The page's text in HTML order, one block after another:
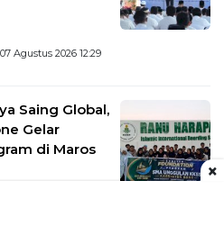
Agustus 2026 12:29
Saing Global,
Gelar
di Maros
×